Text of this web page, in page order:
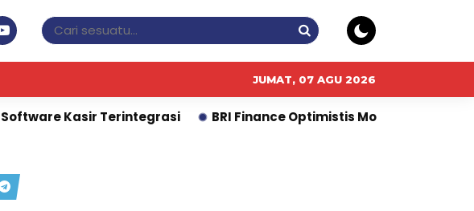
JUMAT, 07 AGU 2026
Kasir Terintegrasi BRI Finance Optimistis Momentum GIIAS